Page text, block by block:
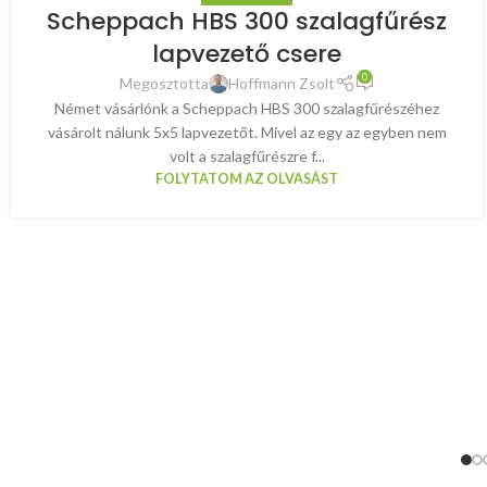
Scheppach HBS 300 szalagfűrész
lapvezető csere
Megosztotta Hoffmann Zsolt 0
Német vásárlónk a Scheppach HBS 300 szalagfűrészéhez
vásárolt nálunk 5x5 lapvezetőt. Mivel az egy az egyben nem
volt a szalagfűrészre f...
FOLYTATOM AZ OLVASÁST